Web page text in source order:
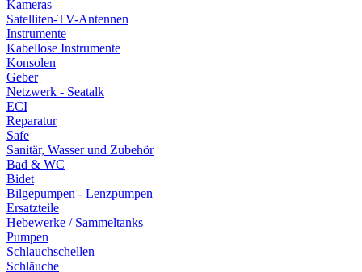
Kameras
Satelliten-TV-Antennen
Instrumente
Kabellose Instrumente
Konsolen
Geber
Netzwerk - Seatalk
ECI
Reparatur
Safe
Sanitär, Wasser und Zubehör
Bad & WC
Bidet
Bilgepumpen - Lenzpumpen
Ersatzteile
Hebewerke / Sammeltanks
Pumpen
Schlauchschellen
Schläuche